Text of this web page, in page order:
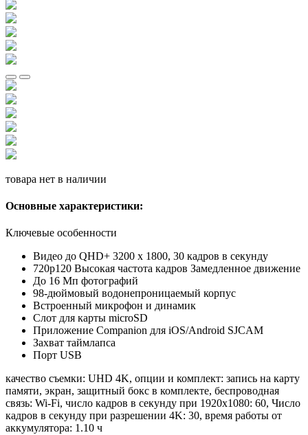
товара нет в наличии
Основные характеристики:
Ключевые особенности
Видео до QHD+ 3200 x 1800, 30 кадров в секунду
720p120 Высокая частота кадров Замедленное движение
До 16 Мп фотографий
98-дюймовый водонепроницаемый корпус
Встроенный микрофон и динамик
Слот для карты microSD
Приложение Companion для iOS/Android SJCAM
Захват таймлапса
Порт USB
качество съемки: UHD 4K, опции и комплект: запись на карту
памяти, экран, защитный бокс в комплекте, беспроводная
связь: Wi-Fi, число кадров в секунду при 1920x1080: 60, Число
кадров в секунду при разрешении 4K: 30, время работы от
аккумулятора: 1.10 ч